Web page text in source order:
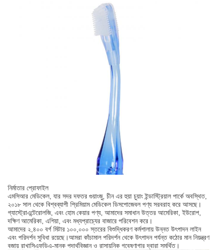
নির্মাতার প্রোফাইল
এমসিআর মেডিকেল, যার সদর দফতর গুয়াংজু, চীন এর হুয়া চুয়াং ইন্ডাস্ট্রিয়াল পার্কে অবস্থিত,
২০১৮ সাল থেকে বিশ্বব্যাপী প্রিমিয়াম মেডিকেল ডিসপোজেবল পণ্য সরবরাহ করে আসছে।
গ্যাস্ট্রোএন্টেরোলজি, এবং হোম কেয়ার পণ্য, আমাদের সমাধান উত্তর আমেরিকা, ইউরোপ,
দক্ষিণ আমেরিকা, এশিয়া, এবং মধ্যপ্রাচ্যের বাজারে পরিবেশন করে।
আমাদের ২,৪০০ বর্গ মিটার ১০০,০০০ স্তরের বিশুদ্ধিকরণ কর্মশালায় উন্নত উৎপাদন লাইন
এবং পরিদর্শন সুবিধা রয়েছে।আমরা কাঁচামাল পরিদর্শন থেকে উৎপাদন পর্যন্ত কঠোর মান নিয়ন্ত্রণ
বজায় রাখাসিএফডিএ-মানক পদার্থবিজ্ঞান ও রাসায়নিক গবেষণাগার দ্বারা সমর্থিত।